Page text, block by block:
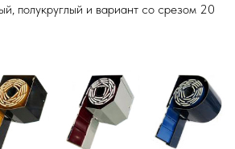
полукруглый и вариант со срезом 20